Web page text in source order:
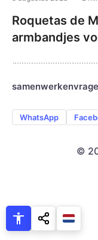
Roquetas de
armbandjes
samenwerken
WhatsApp
©